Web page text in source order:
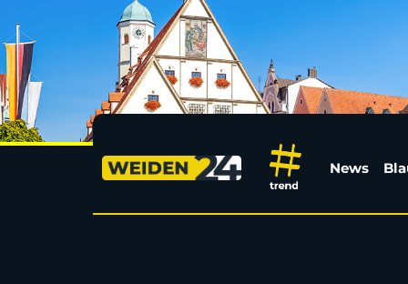
Dutzende Unfälle bei
News